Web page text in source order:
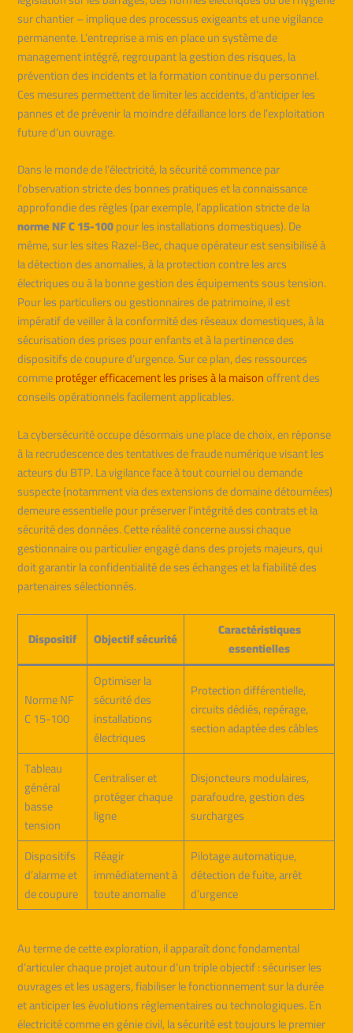
sur chantier – implique des processus exigeants et une vigilance
permanente. L’entreprise a mis en place un système de
management intégré, regroupant la gestion des risques, la
prévention des incidents et la formation continue du personnel.
Ces mesures permettent de limiter les accidents, d’anticiper les
pannes et de prévenir la moindre défaillance lors de l’exploitation
future d’un ouvrage.
Dans le monde de l’électricité, la sécurité commence par
l’observation stricte des bonnes pratiques et la connaissance
approfondie des règles (par exemple, l’application stricte de la
norme NF C 15-100pour les installations domestiques). De
même, sur les sites Razel-Bec, chaque opérateur est sensibilisé à
la détection des anomalies, à la protection contre les arcs
électriques ou à la bonne gestion des équipements sous tension.
Pour les particuliers ou gestionnaires de patrimoine, il est
impératif de veiller à la conformité des réseaux domestiques, à la
sécurisation des prises pour enfants et à la pertinence des
dispositifs de coupure d’urgence. Sur ce plan, des ressources
commeprotéger efficacement les prises à la maisonoffrent des
conseils opérationnels facilement applicables.
La cybersécurité occupe désormais une place de choix, en réponse
à la recrudescence des tentatives de fraude numérique visant les
acteurs du BTP. La vigilance face à tout courriel ou demande
suspecte (notamment via des extensions de domaine détournées)
demeure essentielle pour préserver l’intégrité des contrats et la
sécurité des données. Cette réalité concerne aussi chaque
gestionnaire ou particulier engagé dans des projets majeurs, qui
doit garantir la confidentialité de ses échanges et la fiabilité des
partenaires sélectionnés.
Dispositif Objectif sécurité
Caractéristiques
essentielles
Norme NF
C 15-100
Optimiser la
sécurité des
installations
électriques
Protection différentielle,
circuits dédiés, repérage,
section adaptée des câbles
Tableau
général
basse
tension
Centraliser et
protéger chaque
ligne
Disjoncteurs modulaires,
parafoudre, gestion des
surcharges
Dispositifs
d’alarme et
de coupure
Réagir
immédiatement à
toute anomalie
Pilotage automatique,
détection de fuite, arrêt
d’urgence
Au terme de cette exploration, il apparaît donc fondamental
d’articuler chaque projet autour d’un triple objectif : sécuriser les
ouvrages et les usagers, fiabiliser le fonctionnement sur la durée
et anticiper les évolutions réglementaires ou technologiques. En
électricité comme en génie civil, la sécurité est toujours le premier